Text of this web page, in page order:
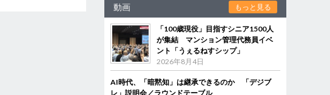
動画 もっと見る
「100歳現役」目指すシニア1500人
が集結 マンション管理代務員イベ
ント「うぇるねすシップ」
2026年8月4日
AI時代、「暗黙知」は継承できるのか 「デジブ
レ」説明会／ラウンドテーブル